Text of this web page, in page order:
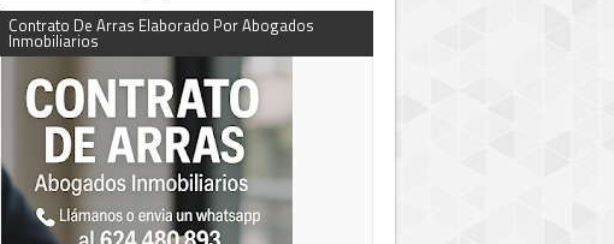
Contrato De Arras Elaborado Por Abogados
Inmobiliarios